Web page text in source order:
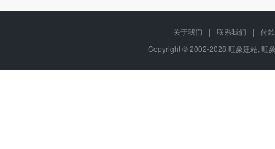
关于我们 | 联系我们 |
付
Copyright © 2002-2028 旺象建站, 旺